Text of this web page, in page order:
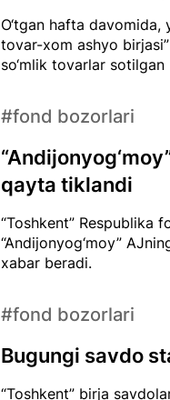
O‘tgan hafta
tovar-xom ashyo
so‘mlik tovarlar sotilgan
“Toshkent” Respublika
“Andijonyog‘moy”
xabar beradi.
qayta tiklandi
#fond bozorlari
“Toshkent” birja
Bugungi savdo
#fond bozorlari